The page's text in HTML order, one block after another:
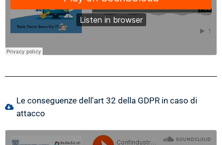
Le conseguenze dell'art 32 della GDPR in caso di
attacco